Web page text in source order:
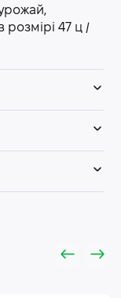
розмірі 47 ц /